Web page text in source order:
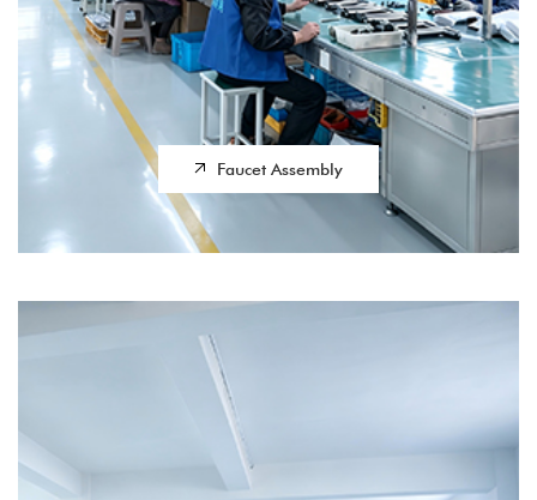
Faucet Assembly